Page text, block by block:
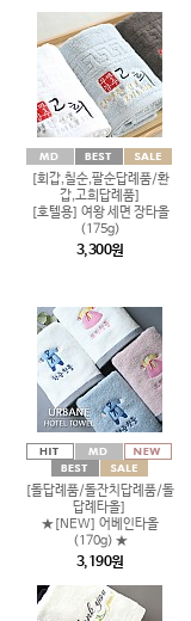
[회갑,칠순,팔순답례품/환
갑,고희답례품]
[호텔용] 여왕 세면 장타올
(175g)
3,300원
[돌답례품/돌잔치답례품/돌
답례타올]
★[NEW] 어베인타올
(170g) ★
3,190원